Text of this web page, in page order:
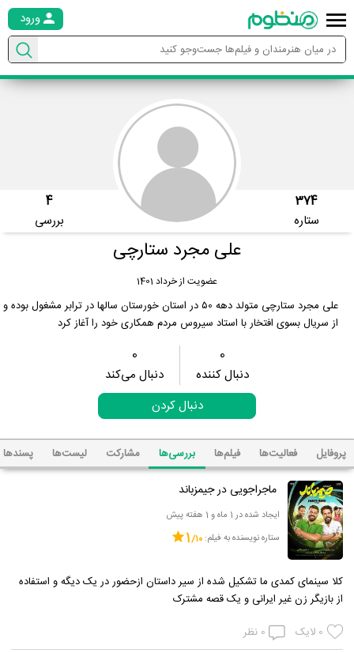
ورود
374
ستاره
4
بررسی
علی مجرد ستارچی
عضویت از خرداد 1401
علی مجرد ستارچی متولد دهه ۵0 در استان خورستان سالها در ترابر مشغول بوده و
از سریال بسوی افتخار با استاد سیروس مردم همکاری خود را آغاز کرد
0
دنبال کننده
0
دنبال می‌کند
دنبال کردن
پروفایل فعالیت‌ها فیلم‌ها بررسی‌ها مشارکت لیست‌ها پسند‌ها
ماجراجویی در جیمزباند
ایجاد شده در 1 ماه و 1 هفته پیش
ستاره نویسنده به فیلم:
1
کلا سینمای کمدی ما تشکیل شده از سیر داستان ازحضور در یک دیگه و استفاده
از بازیگر زن غیر ایرانی و یک قصه مشترک
0 لایک 0 نظر